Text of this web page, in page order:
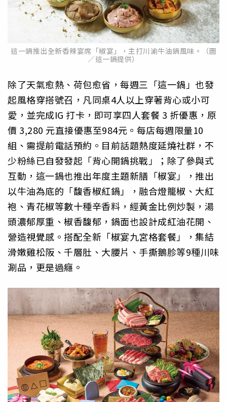
這一鍋推出全新香辣宴席「椒宴」，主打川渝牛油鍋風味。（圖
／這一鍋提供）
除了天氣愈熱、荷包愈省，每週三「這一鍋」也發
起風格穿搭號召，凡同桌4人以上穿著背心或小可
愛，並完成IG 打卡，即可享四人套餐 3 折優惠，原
價 3,280 元直接優惠至984元。每店每週限量10
組、需提前電話預約。目前話題熱度延燒社群，不
少粉絲已自發發起「背心開鍋挑戰」；除了參與式
互動，這一鍋也推出年度主題新膳「椒宴」，推出
以牛油為底的「馥香椒紅鍋」，融合燈籠椒、大紅
袍、青花椒等數十種辛香料，經黃金比例炒製，湯
頭濃郁厚重、椒香馥郁，鍋面也設計成紅油花開、
營造視覺感。搭配全新「椒宴九宮格套餐」，集結
滑嫩雞松阪、千層肚、大腰片、手撕鵝胗等9種川味
涮品，更是過癮。